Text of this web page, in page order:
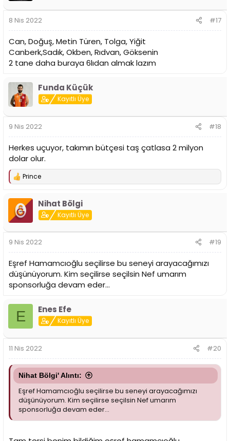
8 Nis 2022 #17
Can, Doğuş, Metin Türen, Tolga, Yiğit
Canberk,Sadık, Okben, Rıdvan, Göksenin
2 tane daha buraya 6lıdan almak lazım
Funda Küçük
Kayıtlı Üye
9 Nis 2022 #18
Herkes uçuyor, takımın bütçesi taş çatlasa 2 milyon
dolar olur.
T
p
l
Prince
Nihat Bölgi
Kayıtlı Üye
9 Nis 2022 #19
Eşref Hamamcıoğlu seçilirse bu seneyi arayacağımızı
düşünüyorum. Kim seçilirse seçilsin Nef umarım
sponsorluğa devam eder...
E Enes Efe
Kayıtlı Üye
11 Nis 2022 #20
Nihat Bölgi' Alıntı:
Eşref Hamamcıoğlu seçilirse bu seneyi arayacağımızı
düşünüyorum. Kim seçilirse seçilsin Nef umarım
sponsorluğa devam eder...